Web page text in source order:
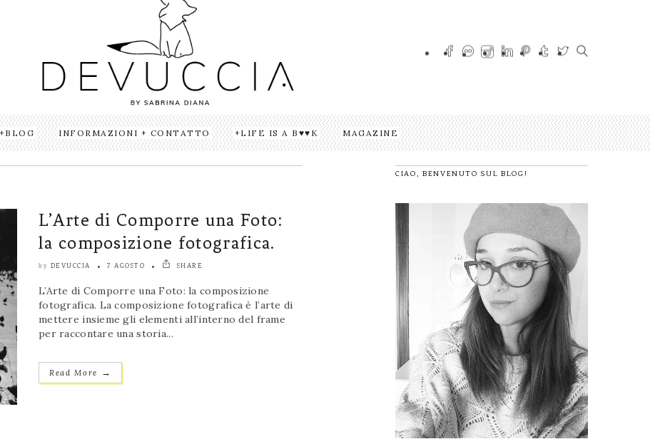
BLOG INFORMAZIONI + CONTATTO LIFE IS A B♥♥K MAGAZINE
L’Arte di Comporre una Foto:
la composizione fotografica.
by DEVUCCIA 7 AGOSTO SHARE
L’Arte di Comporre una Foto: la composizione
fotografica. La composizione fotografica è l’arte di
mettere insieme gli elementi all’interno del frame
per raccontare una storia...
Read More →
CIAO, BENVENUTO SUL BLOG!